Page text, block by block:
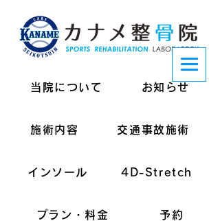
当院について お知らせ
施術内容 交通事故施術
インソール 4D-Stretch
プラン・料金 予約